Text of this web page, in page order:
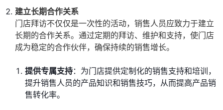
建立长期合作关系
门店拜访不仅仅是一次性的活动，销售人员应致力于建立
长期的合作关系。通过定期的拜访、维护和支持，使门店
成为稳定的合作伙伴，确保持续的销售增长。
提供专属支持：为门店提供定制化的销售支持和培训，
提升销售人员的产品知识和销售技巧，从而提高产品销
售转化率。